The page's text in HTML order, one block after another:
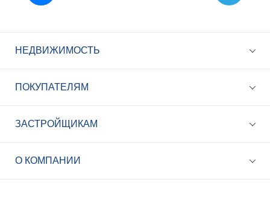
+7 (495) 785-56-17
НЕДВИЖИМОСТЬ
ПОКУПАТЕЛЯМ
ЗАСТРОЙЩИКАМ
О КОМПАНИИ